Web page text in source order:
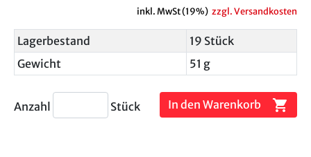
inkl. MwSt (19%) zzgl. Versandkosten
Lagerbestand
19 Stück
Gewicht
51 g
Anzahl Stück In den Warenkorb shopping_cart